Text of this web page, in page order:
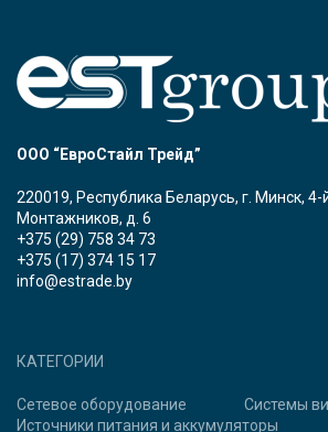
ООО “ЕвроСтайл Трейд”
220019, Республика Беларусь, г. Минск, 4-
Монтажников, д. 6
+375 (29) 758 34 73
+375 (17) 374 15 17
info@estrade.by
КАТЕГОРИИ
Сетевое оборудование
Системы
Источники питания и аккумуляторы